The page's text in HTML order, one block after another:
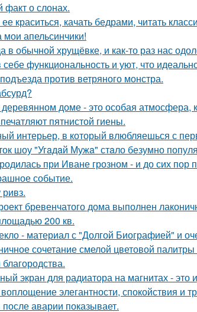
факт о слонах.
краситься, качать бедрами, читать
мои апельсинчики!
в обычной хрущёвке, и как-то раз нас
себе функциональность и уют, что
против ветряного монстра.
доме - это особая атмосфера,
пятнистой гиены.
интерьер, в который влюбляешься с
шоу "Угaдaй Мужa" стaло безумно
при Иване грозном - и до сих пор
событие.
бревенчатого дома выполнен
200 кв.
- материал с "Долгой Биографией" и
сочетание смелой цветовой
экран для радиатора на магнитах - это
элегантности, спокойствия и
аварии показывает.